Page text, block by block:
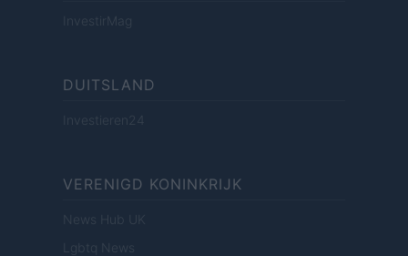
InvestirMag
DUITSLAND
Investieren24
VERENIGD KONINKRIJK
News Hub UK
Lgbtq News